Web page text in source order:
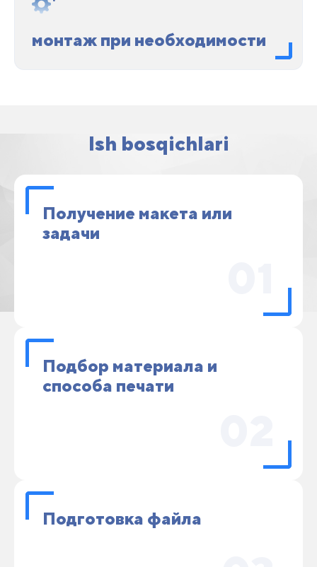
монтаж при необходимости
Ish bosqichlari
Получение макета или
задачи
Подбор материала и
способа печати
Подготовка файла